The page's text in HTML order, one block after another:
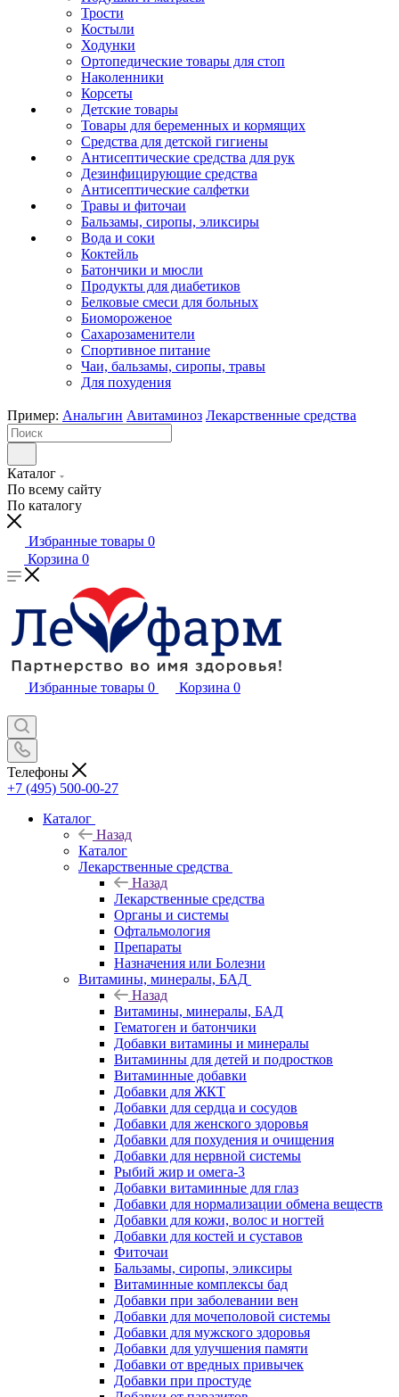
Трости
Костыли
Ходунки
Ортопедические товары для стоп
Наколенники
Корсеты
Детские товары
Товары для беременных и кормящих
Средства для детской гигиены
Антисептические средства для рук
Дезинфицирующие средства
Антисептические салфетки
Травы и фиточаи
Бальзамы, сиропы, эликсиры
Вода и соки
Коктейль
Батончики и мюсли
Продукты для диабетиков
Белковые смеси для больных
Биомороженое
Сахарозаменители
Спортивное питание
Чаи, бальзамы, сиропы, травы
Для похудения
Пример: Анальгин Авитаминоз Лекарственные средства
Каталог
По всему сайту
По каталогу
Избранные товары 0
Корзина 0
Избранные товары 0 Корзина 0
Телефоны
+7 (495) 500-00-27
Каталог
Назад
Каталог
Лекарственные средства
Назад
Лекарственные средства
Органы и системы
Офтальмология
Препараты
Назначения или Болезни
Витамины, минералы, БАД
Назад
Витамины, минералы, БАД
Гематоген и батончики
Добавки витамины и минералы
Витаминны для детей и подростков
Витаминные добавки
Добавки для ЖКТ
Добавки для сердца и сосудов
Добавки для женского здоровья
Добавки для похудения и очищения
Добавки для нервной системы
Рыбий жир и омега-3
Добавки витаминные для глаз
Добавки для нормализации обмена веществ
Добавки для кожи, волос и ногтей
Добавки для костей и суставов
Фиточаи
Бальзамы, сиропы, эликсиры
Витаминные комплексы бад
Добавки при заболевании вен
Добавки для мочеполовой системы
Добавки для мужского здоровья
Добавки для улучшения памяти
Добавки от вредных привычек
Добавки при простуде